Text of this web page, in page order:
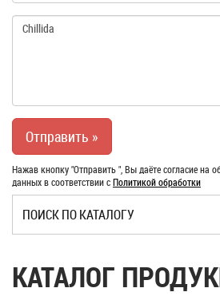
Нажав кнопку "Отправить ", Вы даёте согласие на
данных в соответствии сПолитикой обработки
КАТАЛОГ